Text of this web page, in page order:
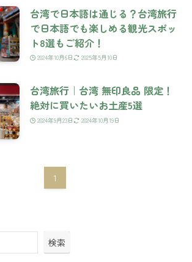
台湾で日本語は通じる？台湾旅行
で日本語でも楽しめる観光スポッ
ト8選もご紹介！
2024年10月6日 2025年5月10日
台湾旅行｜台湾 無印良品 限定！
絶対に買いたいお土産5選
2024年9月23日 2024年10月19日
1
検索